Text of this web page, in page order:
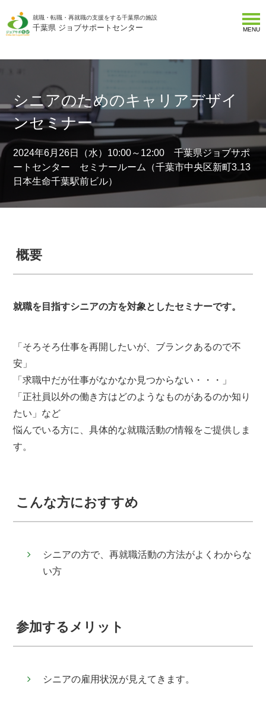
就職・転職・再就職の支援をする千葉県の施設
千葉県 ジョブサポートセンター MENU
シニアのためのキャリアデザイ
ンセミナー
2024年6月26日（水）10:00～12:00 千葉県ジョブサポ
ートセンター セミナールーム（千葉市中央区新町3₋13
日本生命千葉駅前ビル）
概要
就職を目指すシニアの方を対象としたセミナーです。
「そろそろ仕事を再開したいが、ブランクあるので不
安」
「求職中だが仕事がなかなか見つからない・・・」
「正社員以外の働き方はどのようなものがあるのか知り
たい」など
悩んでいる方に、具体的な就職活動の情報をご提供しま
す。
こんな方におすすめ
シニアの方で、再就職活動の方法がよくわからな
い方
参加するメリット
シニアの雇用状況が見えてきます。